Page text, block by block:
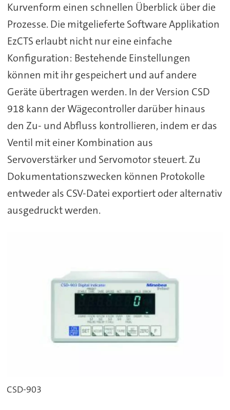
Kurvenform einen schnellen Überblick über die
Prozesse. Die mitgelieferte Software Applikation
EzCTS erlaubt nicht nur eine einfache
Konfiguration: Bestehende Einstellungen
können mit ihr gespeichert und auf andere
Geräte übertragen werden. In der Version CSD
918 kann der Wägecontroller darüber hinaus
den Zu- und Abfluss kontrollieren, indem er das
Ventil mit einer Kombination aus
Servoverstärker und Servomotor steuert. Zu
Dokumentationszwecken können Protokolle
entweder als CSV-Datei exportiert oder alternativ
ausgedruckt werden.
CSD-903